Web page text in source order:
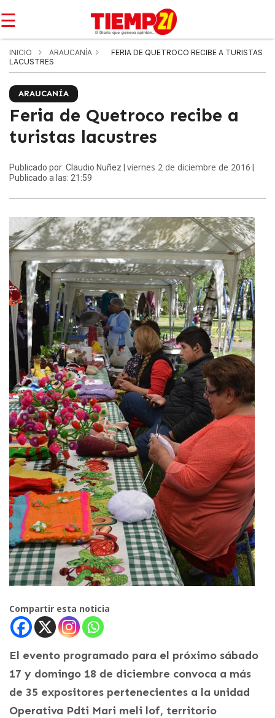
☰
INICIO ARAUCANÍA
FERIA DE QUETROCO RECIBE A TURISTAS
LACUSTRES
ARAUCANÍA
Feria de Quetroco recibe a
turistas lacustres
Publicado por: Claudio Nuñez | viernes 2 de diciembre de 2016
Publicado a las: 21:59
Compartir esta noticia
El evento programado para el próximo sábado
17 y domingo 18 de diciembre convoca a más
de 35 expositores pertenecientes a la unidad
Operativa Pdti Mari meli lof, territorio